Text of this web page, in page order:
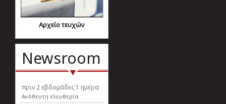
Αρχείο τευχών
Newsroom
πριν 2 εβδομάδες 1 ημέρα
Ανόθευτη ελευθερία